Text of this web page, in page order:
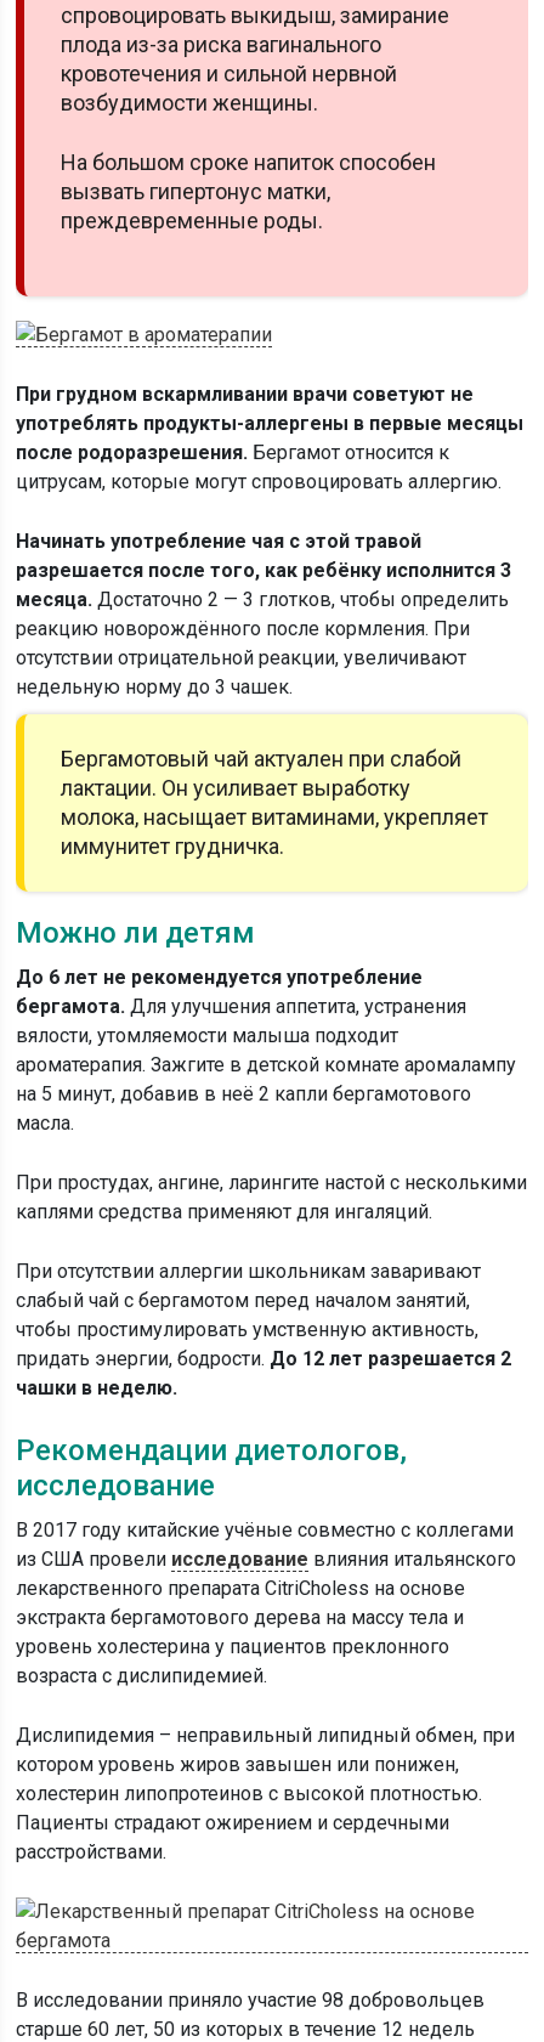
спровоцировать выкидыш, замирание
плода из-за риска вагинального
кровотечения и сильной нервной
возбудимости женщины.
На большом сроке напиток способен
вызвать гипертонус матки,
преждевременные роды.
При грудном вскармливании врачи советуют не
употреблять продукты-аллергены в первые месяцы
после родоразрешения. Бергамот относится к
цитрусам, которые могут спровоцировать аллергию.
Начинать употребление чая с этой травой
разрешается после того, как ребёнку исполнится 3
месяца.Достаточно 2 — 3 глотков, чтобы определить
реакцию новорождённого после кормления. При
отсутствии отрицательной реакции, увеличивают
недельную норму до 3 чашек.
Бергамотовый чай актуален при слабой
лактации. Он усиливает выработку
молока, насыщает витаминами, укрепляет
иммунитет грудничка.
Можно ли детям
До 6 лет не рекомендуется употребление
бергамота.Для улучшения аппетита, устранения
вялости, утомляемости малыша подходит
ароматерапия. Зажгите в детской комнате аромалампу
на 5 минут, добавив в неё 2 капли бергамотового
масла.
При простудах, ангине, ларингите настой с несколькими
каплями средства применяют для ингаляций.
При отсутствии аллергии школьникам заваривают
слабый чай с бергамотом перед началом занятий,
чтобы простимулировать умственную активность,
придать энергии, бодрости. До 12 лет разрешается 2
чашки в неделю.
Рекомендации диетологов,
исследование
В 2017 году китайские учёные совместно с коллегами
из США провели исследование влияния итальянского
лекарственного препарата CitriCholess на основе
экстракта бергамотового дерева на массу тела и
уровень холестерина у пациентов преклонного
возраста с дислипидемией.
Дислипидемия – неправильный липидный обмен, при
котором уровень жиров завышен или понижен,
холестерин липопротеинов с высокой плотностью.
Пациенты страдают ожирением и сердечными
расстройствами.
В исследовании приняло участие 98 добровольцев
старше 60 лет, 50 из которых в течение 12 недель